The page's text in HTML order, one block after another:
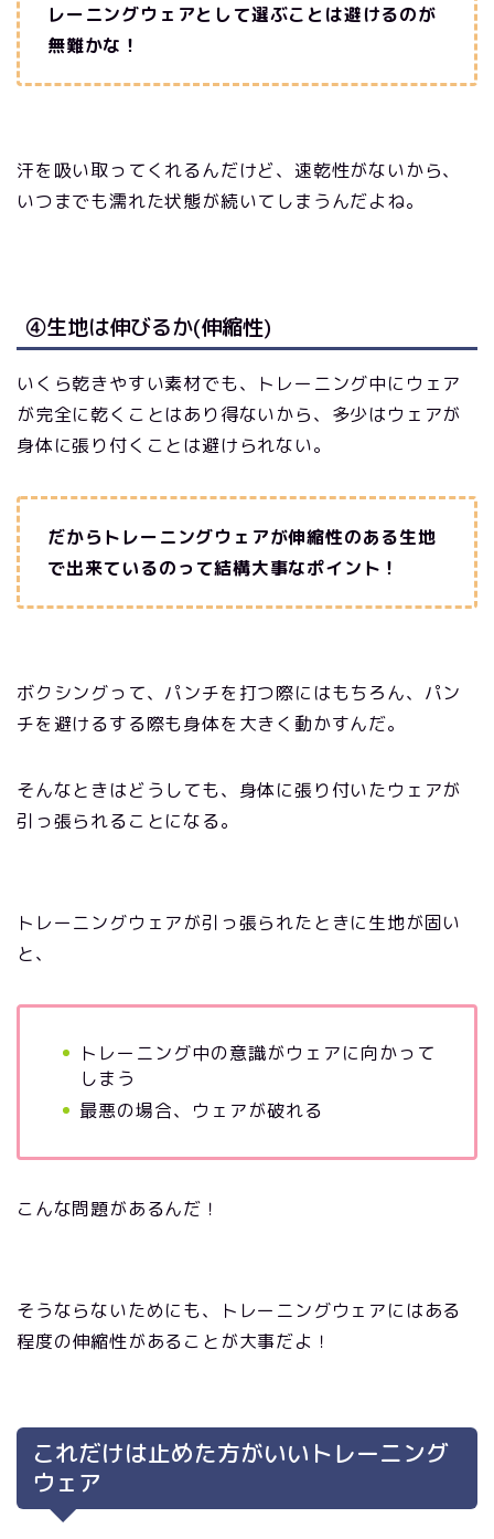
レーニングウェアとして選ぶことは避けるのが
無難かな！
汗を吸い取ってくれるんだけど、速乾性がないから、
いつまでも濡れた状態が続いてしまうんだよね。
④生地は伸びるか(伸縮性)
いくら乾きやすい素材でも、トレーニング中にウェア
が完全に乾くことはあり得ないから、多少はウェアが
身体に張り付くことは避けられない。
だからトレーニングウェアが伸縮性のある生地
で出来ているのって結構大事なポイント！
ボクシングって、パンチを打つ際にはもちろん、パン
チを避けるする際も身体を大きく動かすんだ。
そんなときはどうしても、身体に張り付いたウェアが
引っ張られることになる。
トレーニングウェアが引っ張られたときに生地が固い
と、
トレーニング中の意識がウェアに向かって
しまう
最悪の場合、ウェアが破れる
こんな問題があるんだ！
そうならないためにも、トレーニングウェアにはある
程度の伸縮性があることが大事だよ！
これだけは止めた方がいいトレーニング
ウェア